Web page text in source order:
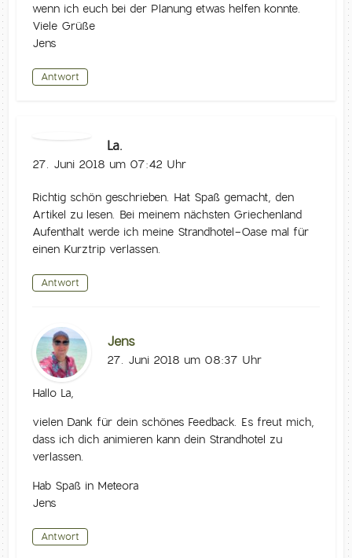
wenn ich euch bei der Planung etwas helfen konnte.
Viele Grüße
Jens
Antwort
La.
27. Juni 2018 um 07:42 Uhr
Richtig schön geschrieben. Hat Spaß gemacht, den
Artikel zu lesen. Bei meinem nächsten Griechenland
Aufenthalt werde ich meine Strandhotel-Oase mal für
einen Kurztrip verlassen.
Antwort
Jens
27. Juni 2018 um 08:37 Uhr
Hallo La,
vielen Dank für dein schönes Feedback. Es freut mich,
dass ich dich animieren kann dein Strandhotel zu
verlassen.
Hab Spaß in Meteora
Jens
Antwort